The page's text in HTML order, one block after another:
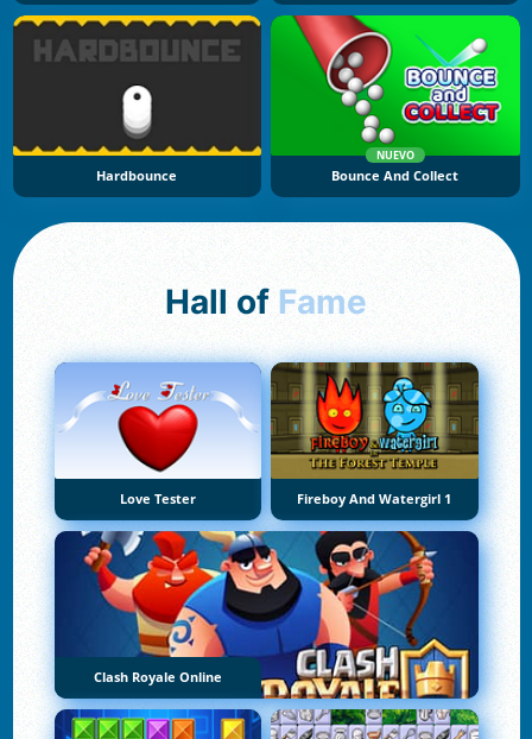
Hardbounce
NUEVO
Bounce And Collect
Hall of Fame
Love Tester Fireboy And Watergirl 1
Clash Royale Online